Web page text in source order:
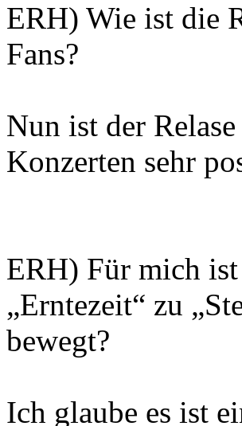
ERH) Wie ist die
Fans?
Nun ist der
Konzerten sehr
ERH) Für mich
„Erntezeit“ zu
bewegt?
Ich glaube es ist